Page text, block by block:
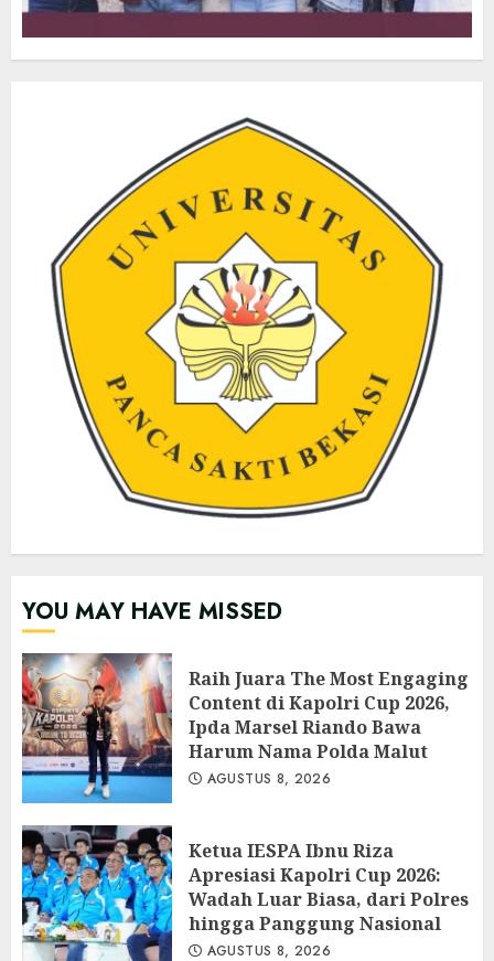
YOU MAY HAVE MISSED
Raih Juara The Most Engaging
Content di Kapolri Cup 2026,
Ipda Marsel Riando Bawa
Harum Nama Polda Malut
AGUSTUS 8, 2026
Ketua IESPA Ibnu Riza
Apresiasi Kapolri Cup 2026:
Wadah Luar Biasa, dari Polres
hingga Panggung Nasional
AGUSTUS 8, 2026